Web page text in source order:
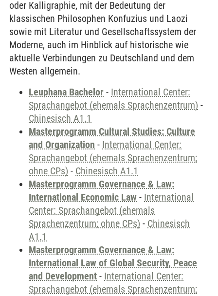
oder Kalligraphie, mit der Bedeutung der
klassischen Philosophen Konfuzius und Laozi
sowie mit Literatur und Gesellschaftssystem der
Moderne, auch im Hinblick auf historische wie
aktuelle Verbindungen zu Deutschland und dem
Westen allgemein.
Leuphana Bachelor - International Center:
Sprachangebot (ehemals Sprachenzentrum) -
Chinesisch A1.1
Masterprogramm Cultural Studies: Culture
and Organization - International Center:
Sprachangebot (ehemals Sprachenzentrum;
ohne CPs) - Chinesisch A1.1
Masterprogramm Governance & Law:
International Economic Law - International
Center: Sprachangebot (ehemals
Sprachenzentrum; ohne CPs) - Chinesisch
A1.1
Masterprogramm Governance & Law:
International Law of Global Security, Peace
and Development - International Center:
Sprachangebot (ehemals Sprachenzentrum;